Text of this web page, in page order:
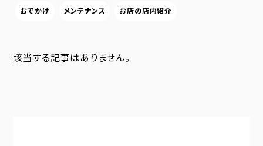
おでかけ メンテナンス お店の店内紹介
該当する記事はありません。